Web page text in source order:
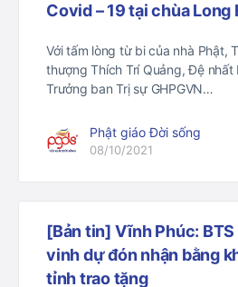
Covid – 19 tại chùa Long
Với tấm lòng từ bi của nhà Phật,
thượng Thích Trí Quảng, Đệ nhất
Trưởng ban Trị sự GHPGVN…
Phật giáo Đời sống
08/10/2021
[Bản tin] Vĩnh Phúc:
vinh dự đón nhận bằng
tỉnh trao tặng